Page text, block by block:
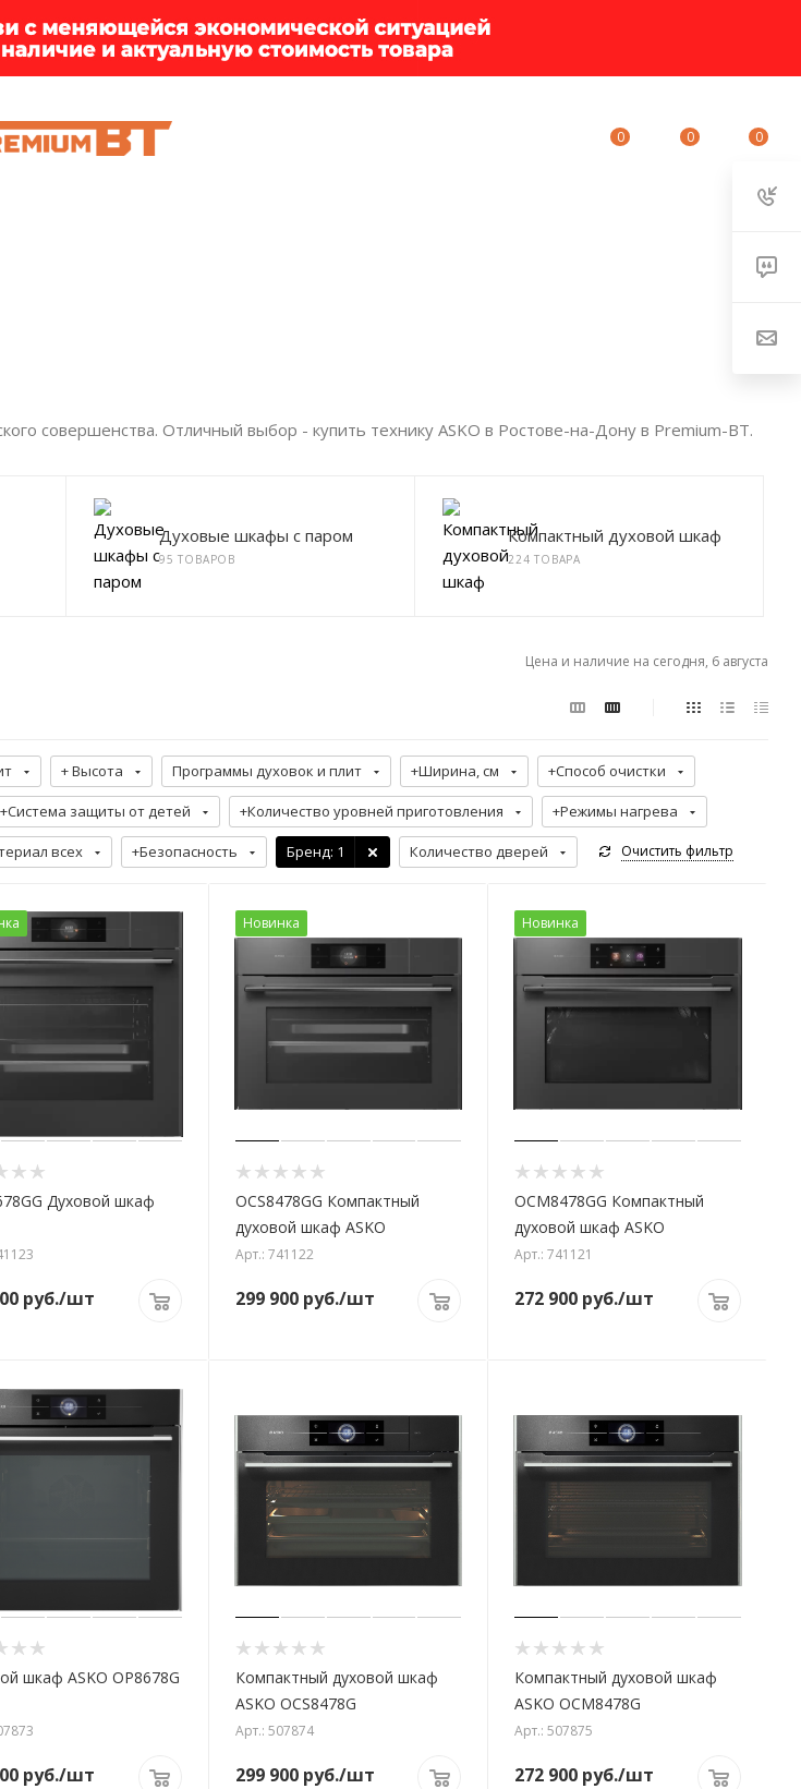
0 0 0
Духовые шкафы с паром
95 ТОВАРОВ
Компактный духовой шкаф
224 ТОВАРА
совершенства. Отличный выбор - купить технику ASKO в Ростове-на-Дону в Premium-BT.
Цена и наличие на сегодня, 6 августа
+ Высота Программы духовок и плит +Ширина, см +Способ очистки
+Система защиты от детей +Количество уровней приготовления +Режимы нагрева
всех +Безопасность Бренд: 1 Количество дверей Очистить фильтр
Духовой шкаф
руб./шт
Новинка
OCS8478GG Компактный
духовой шкаф ASKO
Арт.: 741122
299 900руб./шт
Новинка
OCM8478GG Компактный
духовой шкаф ASKO
Арт.: 741121
272 900 руб./шт
шкаф ASKO OP8678G
руб./шт
Компактный духовой шкаф
ASKO OCS8478G
Арт.: 507874
299 900руб./шт
Компактный духовой шкаф
ASKO OCM8478G
Арт.: 507875
272 900 руб./шт